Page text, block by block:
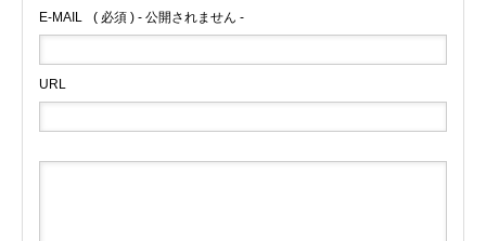
E-MAIL ( 必須 ) - 公開されません -
URL